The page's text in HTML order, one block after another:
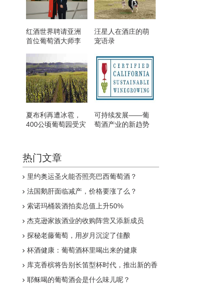
红酒世界聘请亚洲
首位葡萄酒大师李
汪星人在酒庄的萌
宠语录
夏布利再遭冰雹，
400公顷葡萄园受灾
可持续发展——葡
萄酒产业的新趋势
热门文章
里约奥运圣火能否照亮巴西葡萄酒？
法国鹅肝面临减产，价格要涨了么？
索诺玛桶装酒拍卖总值上升50%
杰克逊家族酒业的收购阵营又添新成员
探秘老藤葡萄，用岁月沉淀了佳酿
杯酒健康：葡萄酒杯里喝出来的健康
库克香槟将告别长笛型杯时代，推出新的香
耶稣喝的葡萄酒会是什么味儿呢？